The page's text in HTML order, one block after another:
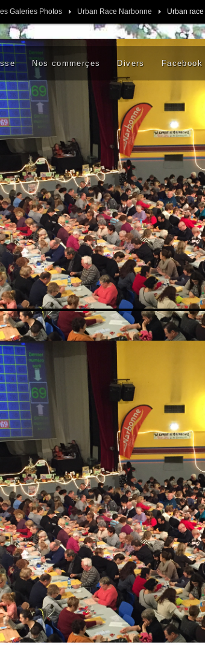
Galeries Photos Urban Race Narbonne Urban
Nos commerçes Divers Facebook
ROSE 2026
Urban Race" en haut de L'affiche. Tous en Rose